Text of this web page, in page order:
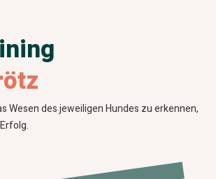
Wesen des jeweiligen Hundes zu erkennen,